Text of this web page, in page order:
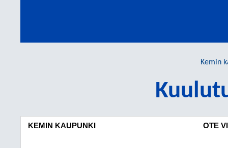
Kemin
KEMIN KAUPUNKI OTE